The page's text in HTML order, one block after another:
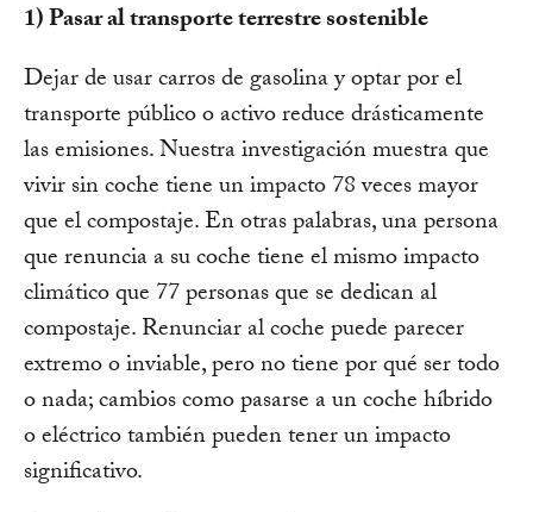
1) Pasar al transporte terrestre sostenible
Dejar de usar carros de gasolina y optar por el
transporte público o activo reduce drásticamente
las emisiones. Nuestra investigación muestra que
vivir sin coche tiene un impacto 78 veces mayor
que el compostaje. En otras palabras, una persona
que renuncia a su coche tiene el mismo impacto
climático que 77 personas que se dedican al
compostaje. Renunciar al coche puede parecer
extremo o inviable, pero no tiene por qué ser todo
o nada; cambios como pasarse a un coche híbrido
o eléctrico también pueden tener un impacto
significativo.